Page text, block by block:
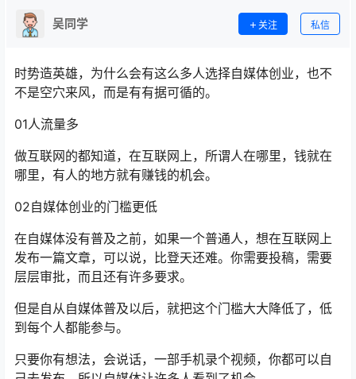
吴同学 关注 私信
时势造英雄，为什么会有这么多人选择自媒体创业，也不
不是空穴来风，而是有有据可循的。
01人流量多
做互联网的都知道，在互联网上，所谓人在哪里，钱就在
哪里，有人的地方就有赚钱的机会。
02自媒体创业的门槛更低
在自媒体没有普及之前，如果一个普通人，想在互联网上
发布一篇文章，可以说，比登天还难。你需要投稿，需要
层层审批，而且还有许多要求。
但是自从自媒体普及以后，就把这个门槛大大降低了，低
到每个人都能参与。
只要你有想法，会说话，一部手机录个视频，你都可以自